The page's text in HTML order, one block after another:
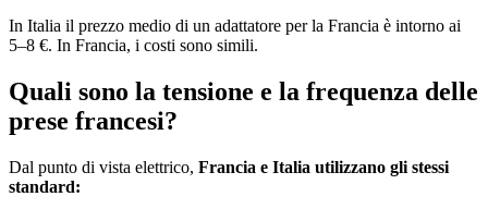
In Italia il prezzo medio di un adattatore per la Francia è intorno ai
5–8 €. In Francia, i costi sono simili.
Quali sono la tensione e la frequenza delle
prese francesi?
Dal punto di vista elettrico, Francia e Italia utilizzano gli stessi
standard: